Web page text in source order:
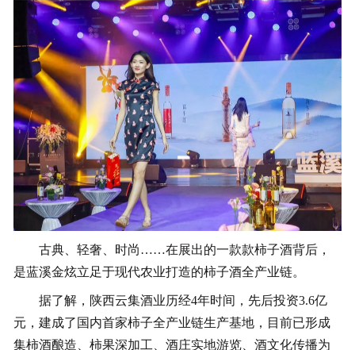
古典、轻奢、时尚……在展出的一款款柿子酒背后，
是蓝溪金炫立足于现代农业打造的柿子酒全产业链。
据了解，陕西云集酒业历经4年时间，先后投资3.6亿
元，建成了国内首家柿子全产业链生产基地，目前已形成
集柿酒酿造、柿果深加工、酒庄实地游览、酒文化传播为